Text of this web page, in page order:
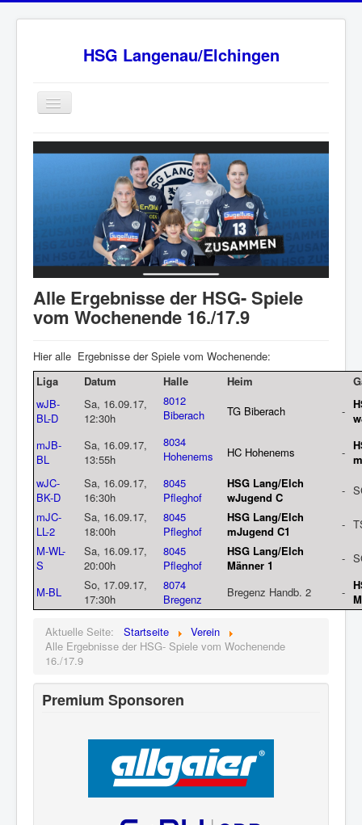
HSG Langenau/Elchingen
Home
BW Oberliga Staffel 2
Sponsoren
HSG - Fanshop
News
Ansprechpartner
Alle Ergebnisse der HSG- Spiele
vom Wochenende 16./17.9
Hier alle Ergebnisse der Spiele vom Wochenende:
Liga
Datum Halle Heim
wJB-
BL-D
Sa, 16.09.17,
12:30h
8012
Biberach
TG Biberach -
mJB-
BL
Sa, 16.09.17,
13:55h
8034
Hohenems
HC Hohenems -
wJC-
BK-D
Sa, 16.09.17,
16:30h
8045
Pfleghof
HSG Lang/Elch
wJugend C
-
mJC-
LL-2
Sa, 16.09.17,
18:00h
8045
Pfleghof
HSG Lang/Elch
mJugend C1
-
M-WL-
S
Sa, 16.09.17,
20:00h
8045
Pfleghof
HSG Lang/Elch
Männer 1
-
M-BL
So, 17.09.17,
17:30h
8074
Bregenz
Bregenz Handb. 2 -
Aktuelle Seite: Startseite
Verein
Alle Ergebnisse der HSG- Spiele vom Wochenende
16./17.9
Premium Sponsoren